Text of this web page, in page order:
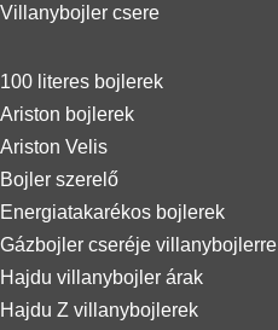
Villanybojler csere
100 literes bojlerek
Ariston bojlerek
Ariston Velis
Bojler szerelő
Energiatakarékos bojlerek
Gázbojler cseréje villanybojlerre
Hajdu villanybojler árak
Hajdu Z villanybojlerek